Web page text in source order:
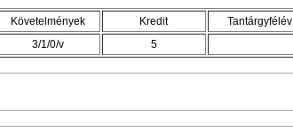
Követelmények Kredit
Tantárgyfélév
3/1/0/v 5